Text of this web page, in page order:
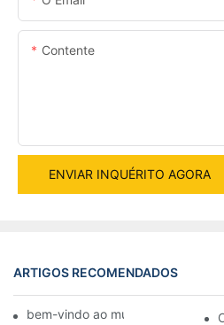
Contente
ENVIAR INQUÉRITO AGORA
ARTIGOS RECOMENDADOS
bem-vindo ao mundo das